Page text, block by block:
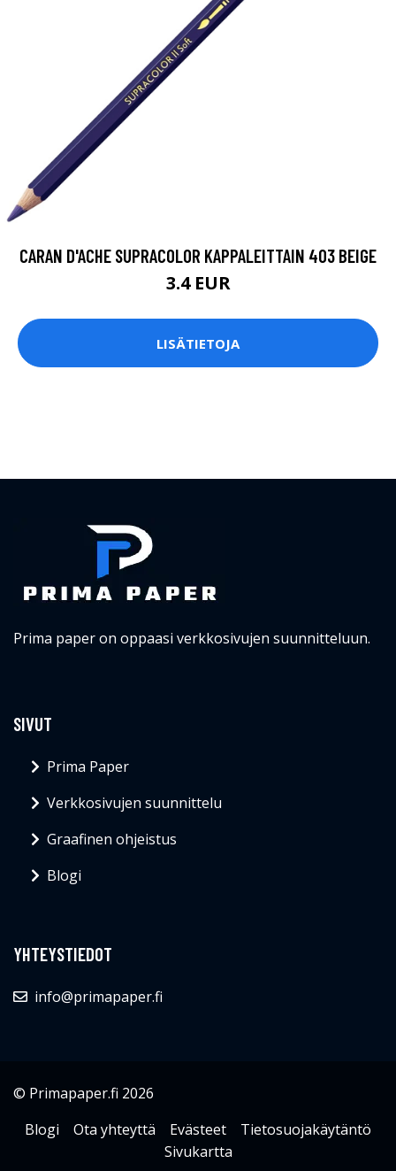
CARAN D'ACHE SUPRACOLOR KAPPALEITTAIN 403 BEIGE
3.4 EUR
LISÄTIETOJA
Prima paper on oppaasi verkkosivujen suunnitteluun.
SIVUT
Prima Paper
Verkkosivujen suunnittelu
Graafinen ohjeistus
Blogi
YHTEYSTIEDOT
info@primapaper.fi
© Primapaper.fi 2026
Blogi
Ota yhteyttä Evästeet
Tietosuojakäytäntö
Sivukartta